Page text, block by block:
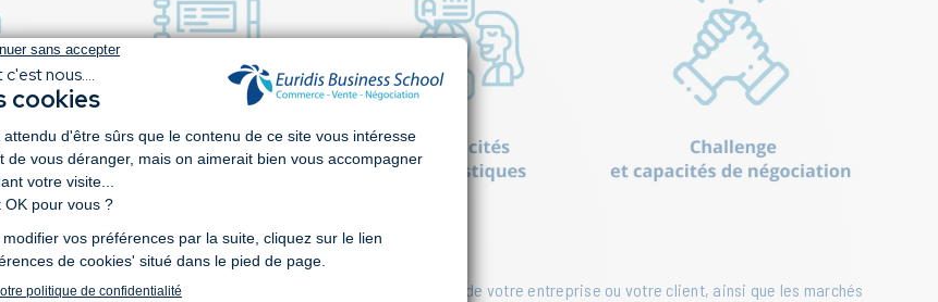
En tant que Buyer, vous devriez avoir une grande connaissance de votre entreprise ou votre client, ainsi que les marchés